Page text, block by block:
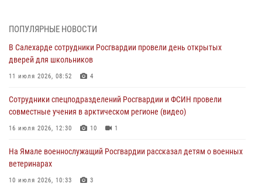
Офицеры спецназа Росгвардии провели практическое занятие для
29 июля 2026, 10:42
В Уральском округе Росгвардии состоялось заседание
29 июля 2026, 10:39
Сотрудники СОБР «Варк» приняли участие в чемпионате Уральского
На Полярном круге Росгвардия обеспечила безопасность турнира
ПОПУЛЯРНЫЕ НОВОСТИ
В Салехарде сотрудники Росгвардии провели день открытых
дверей для школьников
11 июля 2026, 08:52 4
Сотрудники спецподразделений Росгвардии и ФСИН провели
совместные учения в арктическом регионе (видео)
16 июля 2026, 12:30 10 1
На Ямале военнослужащий Росгвардии рассказал детям о военных
ветеринарах
10 июля 2026, 10:33 3